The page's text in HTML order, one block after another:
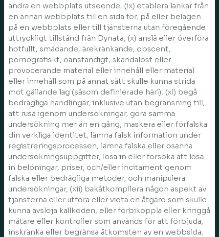
ändra en webbplats utseende, (ix) etablera länkar från
en annan webbplats till en sida för, på eller belägen
på en webbplats eller till tjänsterna utan föregående
uttryckligt tillstånd från Dynata, (x) anslå eller överföra
hotfullt, smädande, ärekränkande, obscent,
pornografiskt, oanständigt, skandalöst eller
provocerande material eller innehåll eller material
eller innehåll som på annat sätt skulle kunna strida
mot gällande lag (såsom definierade häri), (xi) begå
bedrägliga handlingar, inklusive utan begränsning till,
att rusa igenom undersökningar, göra samma
undersökning mer än en gång, maskera eller förfalska
din verkliga identitet, lämna falsk information under
registreringsprocessen, lämna falska eller osanna
undersökningsuppgifter, lösa in eller försöka att lösa
in belöningar, priser, och/eller incitament genom
falska eller bedrägliga metoder, och manipulera
undersökningar, (xii) bakåtkompilera någon aspekt av
tjänsterna eller utföra eller vidta en åtgärd som skulle
kunna avslöja källkoden, eller förbikoppla eller kringgå
mätare eller kontroller som används för att förbjuda,
inskränka eller begränsa åtkomsten av en webbsida,